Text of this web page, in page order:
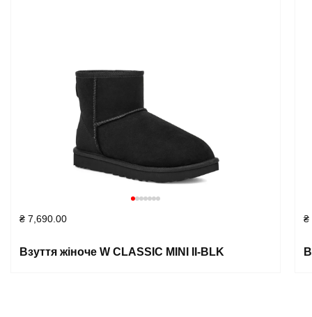
₴ 7,690.00
Взуття жіноче W CLASSIC MINI II-BLK
₴